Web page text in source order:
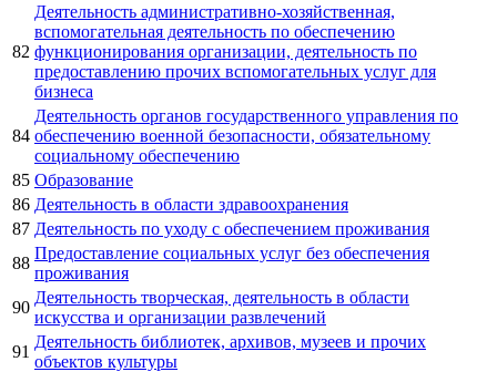
82
Деятельность административно-хозяйственная,
вспомогательная деятельность по обеспечению
функционирования организации, деятельность по
предоставлению прочих вспомогательных услуг для
бизнеса
84
Деятельность органов государственного управления по
обеспечению военной безопасности, обязательному
социальному обеспечению
85 Образование
86 Деятельность в области здравоохранения
87 Деятельность по уходу с обеспечением проживания
88
Предоставление социальных услуг без обеспечения
проживания
90
Деятельность творческая, деятельность в области
искусства и организации развлечений
91
Деятельность библиотек, архивов, музеев и прочих
объектов культуры